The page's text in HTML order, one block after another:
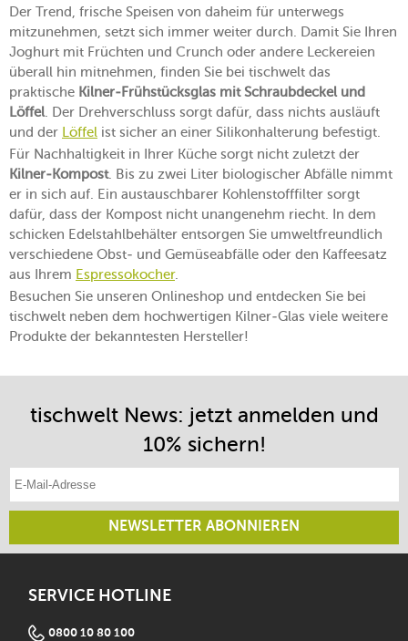
Der Trend, frische Speisen von daheim für unterwegs
mitzunehmen, setzt sich immer weiter durch. Damit Sie Ihren
Joghurt mit Früchten und Crunch oder andere Leckereien
überall hin mitnehmen, finden Sie bei tischwelt das
praktische Kilner-Frühstücksglas mit Schraubdeckel und
Löffel. Der Drehverschluss sorgt dafür, dass nichts ausläuft
und der Löffel ist sicher an einer Silikonhalterung befestigt.
Für Nachhaltigkeit in Ihrer Küche sorgt nicht zuletzt der
Kilner-Kompost. Bis zu zwei Liter biologischer Abfälle nimmt
er in sich auf. Ein austauschbarer Kohlenstofffilter sorgt
dafür, dass der Kompost nicht unangenehm riecht. In dem
schicken Edelstahlbehälter entsorgen Sie umweltfreundlich
verschiedene Obst- und Gemüseabfälle oder den Kaffeesatz
aus Ihrem Espressokocher.
Besuchen Sie unseren Onlineshop und entdecken Sie bei
tischwelt neben dem hochwertigen Kilner-Glas viele weitere
Produkte der bekanntesten Hersteller!
tischwelt News: jetzt anmelden und
10% sichern!
E-Mail-Adresse eintragen
NEWSLETTER ABONNIEREN
SERVICE HOTLINE
0800 10 80 100